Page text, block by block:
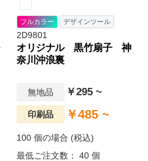
フルカラー デザインツール
2D9801
オリジナル 黒竹扇子 神
奈川沖浪裏
無地品 ￥295 ~
印刷品 ￥485 ~
100 個の場合 (税込)
最低ご注文数： 40 個